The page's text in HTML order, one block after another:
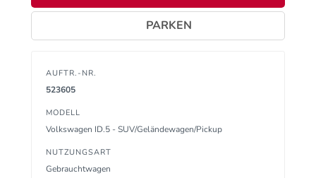
PARKEN
AUFTR.-NR.
523605
MODELL
Volkswagen ID.5 - SUV/Geländewagen/Pickup
NUTZUNGSART
Gebrauchtwagen